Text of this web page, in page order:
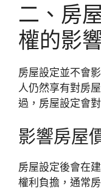
二、房
權的影
房屋設定並不會
人仍然享有對房
過，房屋設定會
影響房屋
房屋設定後會在
權利負擔，通常